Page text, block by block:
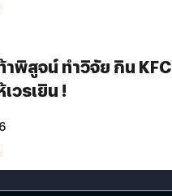
พิสูจน์ ทำวิจัย กิน KFC
วรเยิน !